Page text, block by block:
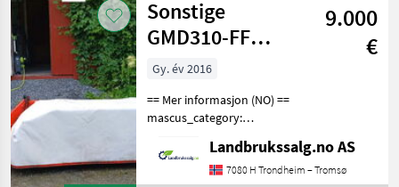
alkatrészek
/
Sonstige
Sonstige
GMD310-FF
Slåmaskin
9.000
€
Gy. év 2016
== Mer informasjon (NO) ==
mascus_category:
provide reference number
upon request: 7781 See
Landbrukssalg.no AS
7080 H Trondheim – Tromsø